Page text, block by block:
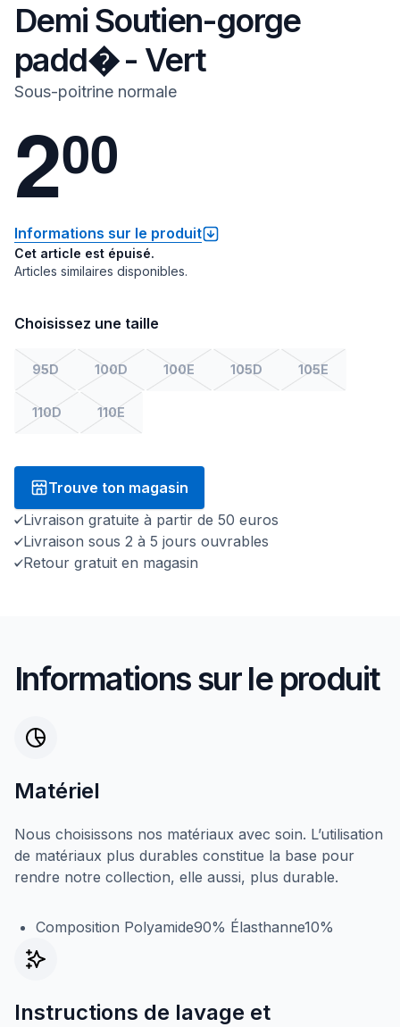
Demi Soutien-gorge
padd� - Vert
Sous-poitrine normale
200
Informations sur le produit
Cet article est épuisé.
Articles similaires disponibles.
Choisissez une taille
95D 100D 100E 105D 105E
110D 110E
Trouve ton magasin
Livraison gratuite à partir de 50 euros
Livraison sous 2 à 5 jours ouvrables
Retour gratuit en magasin
Informations sur le produit
Matériel
Nous choisissons nos matériaux avec soin. L’utilisation
de matériaux plus durables constitue la base pour
rendre notre collection, elle aussi, plus durable.
Composition Polyamide90% Élasthanne10%
Instructions de lavage et